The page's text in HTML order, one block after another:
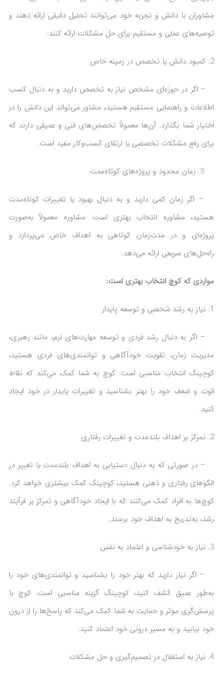
مشاوران با دانش و تجربه خود می‌توانند تحلیل دقیقی ارائه دهند و
توصیه‌های عملی و مستقیم برای حل مشکلات ارائه کنند.
کمبود دانش یا تخصص در زمینه خاص
– اگر در حوزه‌ای مشخص نیاز به تخصص دارید و به دنبال کسب
اطلاعات و راهنمایی مستقیم هستید، مشاور می‌تواند این دانش را در
اختیار شما بگذارد. آن‌ها معمولاً تخصص‌های فنی و عمیقی دارند که
برای رفع مشکلات تخصصی یا ارتقای کسب‌وکار مفید است.
3. زمان محدود و پروژه‌های کوتاه‌مدت
– اگر زمان کمی دارید و به دنبال بهبود یا تغییرات کوتاه‌مدت
هستید، مشاوره انتخاب بهتری است. مشاوره معمولاً به‌صورت
پروژه‌ای و در مدت‌زمان کوتاهی به اهداف خاص می‌پردازد و
راه‌حل‌های سریعی ارائه می‌دهد.
مواردی که کوچ انتخاب بهتری است:
نیاز به رشد شخصی و توسعه پایدار
– اگر به دنبال رشد فردی و توسعه مهارت‌های نرم، مانند رهبری،
مدیریت زمان، تقویت خودآگاهی و توانمندی‌های فردی هستید،
کوچینگ انتخاب مناسبی است. کوچ به شما کمک می‌کند که نقاط
قوت و ضعف خود را بهتر بشناسید و تغییرات پایدار در خود ایجاد
کنید.
تمرکز بر اهداف بلندمدت و تغییرات رفتاری
– در صورتی که به دنبال دستیابی به اهداف بلندمدت یا تغییر در
الگوهای رفتاری و ذهنی هستید، کوچینگ کمک بیشتری خواهد کرد.
کوچ‌ها به افراد کمک می‌کنند که با ایجاد خودآگاهی و تمرکز بر فرآیند
رشد، به‌تدریج به اهداف خود برسند.
نیاز به خودشناسی و اعتماد به نفس
– اگر نیاز دارید که بهتر خود را بشناسید و توانمندی‌های خود را
به‌طور عمیق کشف کنید، کوچینگ گزینه مناسبی است. کوچ با
پرسش‌گری موثر و حمایت به شما کمک می‌کند که پاسخ‌ها را از درون
خود بیابید و به مسیر درونی خود اعتماد کنید.
نیاز به استقلال در تصمیم‌گیری و حل مشکلات